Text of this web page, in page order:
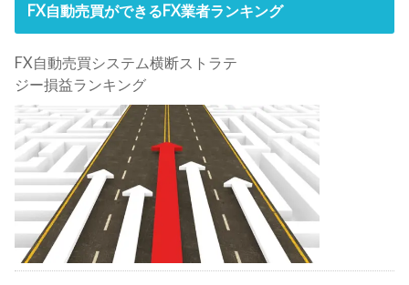
FX自動売買ができるFX業者ランキング
FX自動売買システム横断ストラテ
ジー損益ランキング